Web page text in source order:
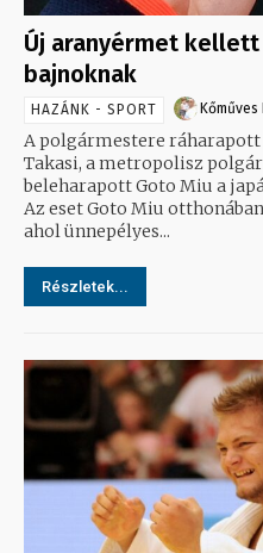
Új aranyérmet
bajnoknak
HAZÁNK - SPORT
A polgármestere ráharapott az
Takasi, a metropolisz
beleharapott Goto Miu a
Az eset Goto Miu
ahol ünnepélyes...
Részletek...